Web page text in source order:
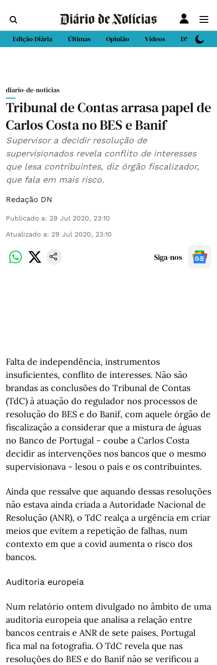
Edição Diária Últimas Opinião Vídeos DN Sport
diario-de-noticias
Tribunal de Contas arrasa papel de
Carlos Costa no BES e Banif
Supervisor a decidir resolução de
supervisionados revela conflito de interesses
que lesa contribuintes, diz órgão fiscalizador,
que fala em mais risco.
Redação DN
Publicado a: 29 Jul 2020, 23:10
Atualizado a: 29 Jul 2020, 23:10
Siga-nos
Falta de independência, instrumentos
insuficientes, conflito de interesses. Não são
brandas as conclusões do Tribunal de Contas
(TdC) à atuação do regulador nos processos de
resolução do BES e do Banif, com aquele órgão de
fiscalização a considerar que a mistura de águas
no Banco de Portugal - coube a Carlos Costa
decidir as intervenções nos bancos que o mesmo
supervisionava - lesou o país e os contribuintes.
Ainda que ressalve que aquando dessas resoluções
não estava ainda criada a Autoridade Nacional de
Resolução (ANR), o TdC realça a urgência em criar
meios que evitem a repetição de falhas, num
contexto em que a covid aumenta o risco dos
bancos.
Auditoria europeia
Num relatório ontem divulgado no âmbito de uma
auditoria europeia que analisa a relação entre
bancos centrais e ANR de sete países, Portugal
fica mal na fotografia. O TdC revela que nas
resoluções do BES e do Banif não se verificou a